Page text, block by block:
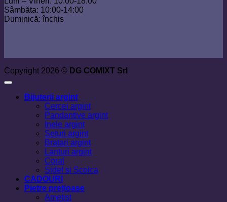
Sâmbăta: 10:00-14:00
Duminică: închis
Copyright 2026 © DG COMIXT Srl
Bijuterii argint
Cercei argint
Pandantive argint
Inele argint
Seturi argint
Bratari argint
Lanturi argint
Coral
Sidef si Scoica
CADOURI
Pietre prețioase
Ametist